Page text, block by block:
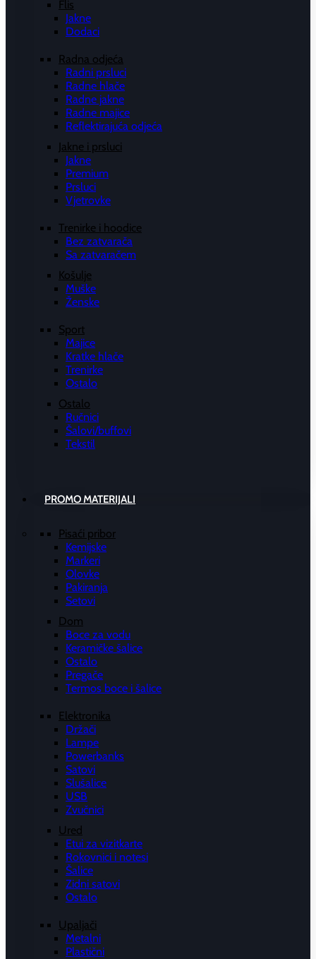
Flis
Jakne
Dodaci
Radna odjeća
Radni prsluci
Radne hlače
Radne jakne
Radne majice
Reflektirajuća odjeća
Jakne i prsluci
Jakne
Premium
Prsluci
Vjetrovke
Trenirke i hoodice
Bez zatvarača
Sa zatvaračem
Košulje
Muške
Ženske
Sport
Majice
Kratke hlače
Trenirke
Ostalo
Ostalo
Ručnici
Šalovi/buffovi
Tekstil
PROMO MATERIJALI
Pisaći pribor
Kemijske
Markeri
Olovke
Pakiranja
Setovi
Dom
Boce za vodu
Keramičke šalice
Ostalo
Pregače
Termos boce i šalice
Elektronika
Držači
Lampe
Powerbanks
Satovi
Slušalice
USB
Zvučnici
Ured
Etui za vizitkarte
Rokovnici i notesi
Šalice
Zidni satovi
Ostalo
Upaljači
Metalni
Plastični